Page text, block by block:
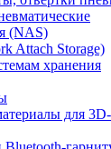
(NAS)
Attach Storage)
хранения
для